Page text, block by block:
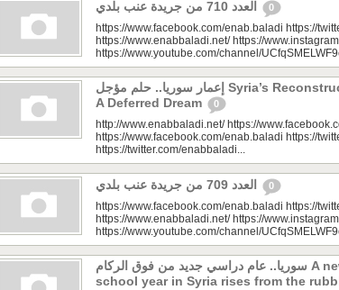
0
https://www.facebook.com/enab.baladi https://
https://www.enabbaladi.net/ https://
https://www.youtube.com/channel/
إعمار سوريا.. حلم مؤجل Syria’s Reconstruction…
A Deferred Dream
0
http://www.enabbaladi.net/ https://
https://www.facebook.com/enab.baladi https://
https://twitter.com/enabbaladi...
0
https://www.facebook.com/enab.baladi https://
https://www.enabbaladi.net/ https://
https://www.youtube.com/channel/
سوريا.. عام دراسي جديد من فوق الركام A new
school year in Syria rises from the